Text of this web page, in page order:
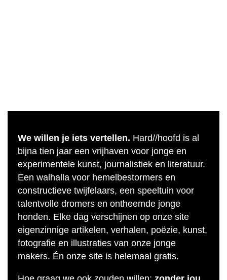
We willen je iets vertellen. Hard//hoofd is al
bijna tien jaar een vrijhaven voor jonge en
experimentele kunst, journalistiek en literatuur.
Een walhalla voor hemelbestormers en
constructieve twijfelaars, een speeltuin voor
talentvolle dromers en ontheemde jonge
honden. Elke dag verschijnen op onze site
eigenzinnige artikelen, verhalen, poëzie, kunst,
fotografie en illustraties van onze jonge
makers. Én onze site is helemaal gratis.